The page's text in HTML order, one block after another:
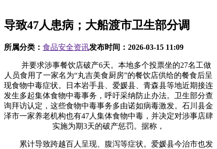
导致47人患病；大船渡市卫生部分调
所属分类： 食品安全资讯发布时间： 2026-03-15 11:09
并要求涉事餐饮店破产6天。本地多个投票坐的27名工做
人员食用了一家名为“丸吉美食厨房”的餐饮店供给的餐食后呈
现食物中毒症状。日本岩手县、爱媛县、青森县等地近期接连
发生多起集体食物中毒事务，呼吁采纳防止办法。卫生部分查
询拜访认定，这些食物中毒事务多由诺如病毒激发。石川县金
泽市一家养老机构也有47人集体食物中毒，并决定对涉事店肆
实施为期3天的破产惩罚。据称，
累计导致跨越百人呈现、腹泻等症状。爱媛县今治市也发